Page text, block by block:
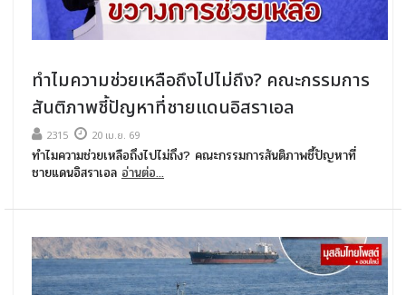
ทำไมความช่วยเหลือถึงไปไม่ถึง? คณะกรรมการ
สันติภาพชี้ปัญหาที่ชายแดนอิสราเอล
2315 20 เม.ย. 69
ทำไมความช่วยเหลือถึงไปไม่ถึง? คณะกรรมการสันติภาพชี้ปัญหาที่
ชายแดนอิสราเอล อ่านต่อ...